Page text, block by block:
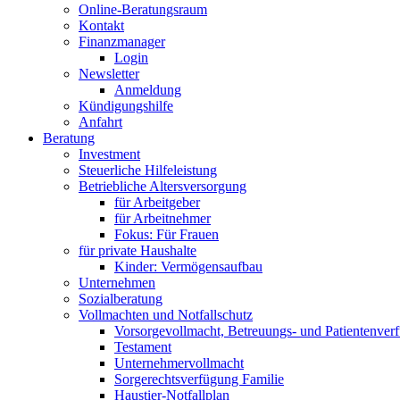
Online-Beratungsraum
Kontakt
Finanzmanager
Login
Newsletter
Anmeldung
Kündigungshilfe
Anfahrt
Beratung
Investment
Steuerliche Hilfeleistung
Betriebliche Altersversorgung
für Arbeitgeber
für Arbeitnehmer
Fokus: Für Frauen
für private Haushalte
Kinder: Vermögensaufbau
Unternehmen
Sozialberatung
Vollmachten und Notfallschutz
Vorsorgevollmacht, Betreuungs- und
Testament
Unternehmer­vollmacht
Sorgerechtsverfügung Familie
Haustier-Notfallplan